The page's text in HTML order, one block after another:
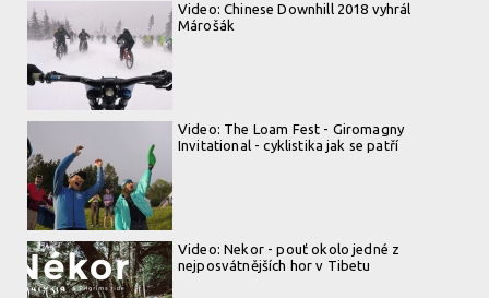
Video: Chinese Downhill 2018 vyhrál
Márošák
Video: The Loam Fest - Giromagny
Invitational - cyklistika jak se patří
Video: Nekor - pouť okolo jedné z
nejposvátnějších hor v Tibetu